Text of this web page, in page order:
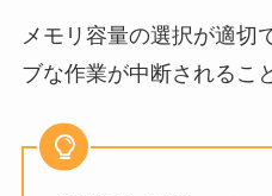
メモリ容量の選択が適切
ブな作業が中断されるこ